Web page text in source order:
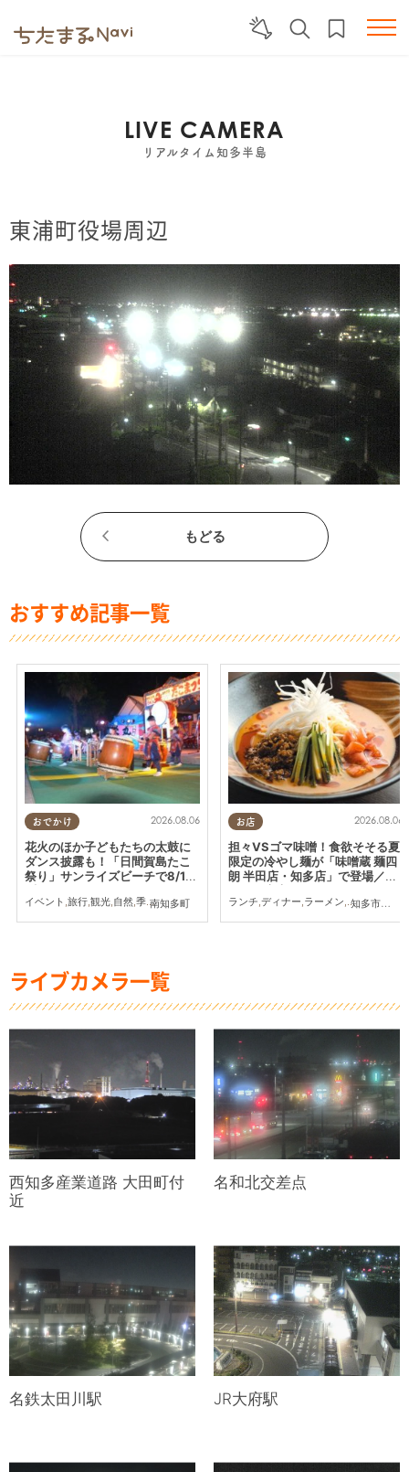
LIVE CAMERA
リアルタイム知多半島
東浦町役場周辺
もどる
おすすめ記事一覧
おでかけ
南知多町
2026.08.06
花火のほか子どもたちの太鼓に
ダンス披露も！「日間賀島たこ
祭り」サンライズビーチで8/12
イベント ,旅行,観光,自然,季節ネタ ,花火
お店
知多市
,半田
2026.08.06
担々VSゴマ味噌！食欲そそる夏
限定の冷やし麺が「味噌蔵 麺四
朗 半田店・知多店」で登場／ち
ランチ,ディナー,ラーメン,ちたまる広告
ライブカメラ一覧
西知多産業道路 大田町付
近
名和北交差点
名鉄太田川駅 JR大府駅